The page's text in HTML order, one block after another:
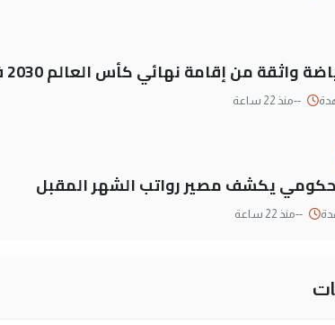
واثقة من إقامة نهائي كأس العالم 2030 في إسبانيا
--منذ 22 ساعة
يكشف مصير رواتب الشهر المقبل
--منذ 22 ساعة